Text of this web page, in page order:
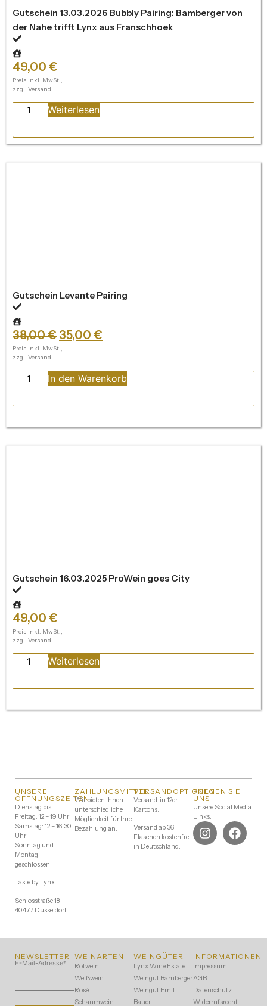
Gutschein 13.03.2026 Bubbly Pairing: Bamberger von
der Nahe trifft Lynx aus Franschhoek
49,00 €
Preis inkl. MwSt.,
zzgl. Versand
Weiterlesen
Gutschein Levante Pairing
38,00€ 35,00 €
Preis inkl. MwSt.,
zzgl. Versand
In den Warenkorb
Gutschein 16.03.2025 ProWein goes City
49,00 €
Preis inkl. MwSt.,
zzgl. Versand
Weiterlesen
UNSERE
ÖFFNUNGSZEITEN
Dienstag bis
Freitag: 12 – 19 Uhr
Samstag: 12 – 16:30
Uhr
Sonntag und
Montag:
geschlossen
Taste by Lynx
Schlosstraße 18
40477 Düsseldorf
ZAHLUNGSMITTEL
Wir bieten Ihnen
unterschiedliche
Möglichkeit für Ihre
Bezahlung an:
VERSANDOPTIONEN
Versand in 12er
Kartons.
Versand ab 36
Flaschen kostenfrei
in Deutschland:
FOLGEN SIE
UNS
Unsere Social Media
Links.
NEWSLETTER
E-Mail-Adresse*
WEINARTEN
Rotwein
Weißwein
Rosé
Schaumwein
WEINGÜTER
Lynx Wine Estate
Weingut Bamberger
Weingut Emil
Bauer
INFORMATIONEN
Impressum
AGB
Datenschutz
Widerrufsrecht